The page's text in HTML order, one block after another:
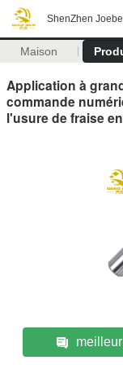
ShenZhen
Maison
Application à
commande
l'usure de fraise